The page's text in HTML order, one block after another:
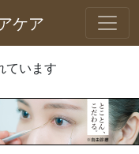
ています